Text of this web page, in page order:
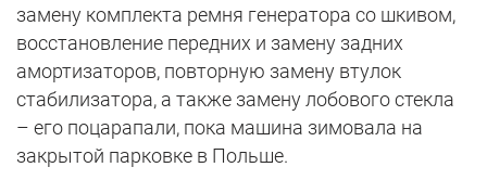
замену комплекта ремня генератора со шкивом,
восстановление передних и замену задних
амортизаторов, повторную замену втулок
стабилизатора, а также замену лобового стекла
– его поцарапали, пока машина зимовала на
закрытой парковке в Польше.